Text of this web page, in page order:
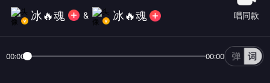
爱情的真相时，都需要一场自我觉醒。
冰🔥魂 & 冰🔥魂 唱同款
00:00 00:00